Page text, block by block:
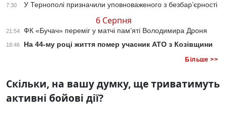
7:30 У Тернополі призначили уповноваженого з безбар’єрності
6 Серпня
21:54 ФК «Бучач» переміг у матчі пам’яті Володимира Дроня
18:46 На 44-му році життя помер учасник АТО з Козівщини
Більше >>
Скільки, на вашу думку, ще триватимуть
активні бойові дії?